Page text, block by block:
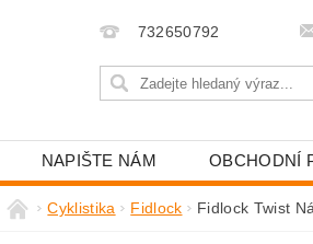
732650792
NAPIŠTE NÁM OBCHODNÍ
Cyklistika Fidlock Fidlock Twist